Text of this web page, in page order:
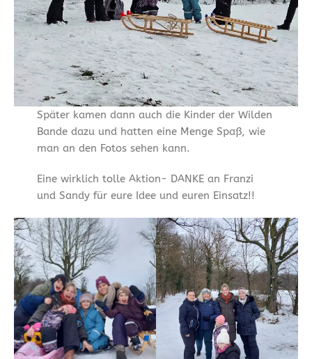
Später kamen dann auch die Kinder der Wilden
Bande dazu und hatten eine Menge Spaß, wie
man an den Fotos sehen kann.
Eine wirklich tolle Aktion- DANKE an Franzi
und Sandy für eure Idee und euren Einsatz!!